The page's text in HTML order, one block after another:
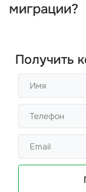
миграции?
Получить